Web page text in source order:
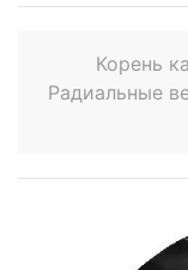
Корень
Радиальные